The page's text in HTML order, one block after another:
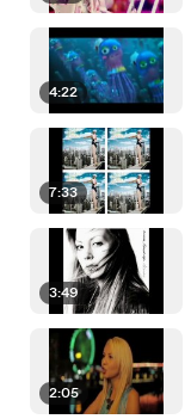
4:22
7:33
3:49
2:05